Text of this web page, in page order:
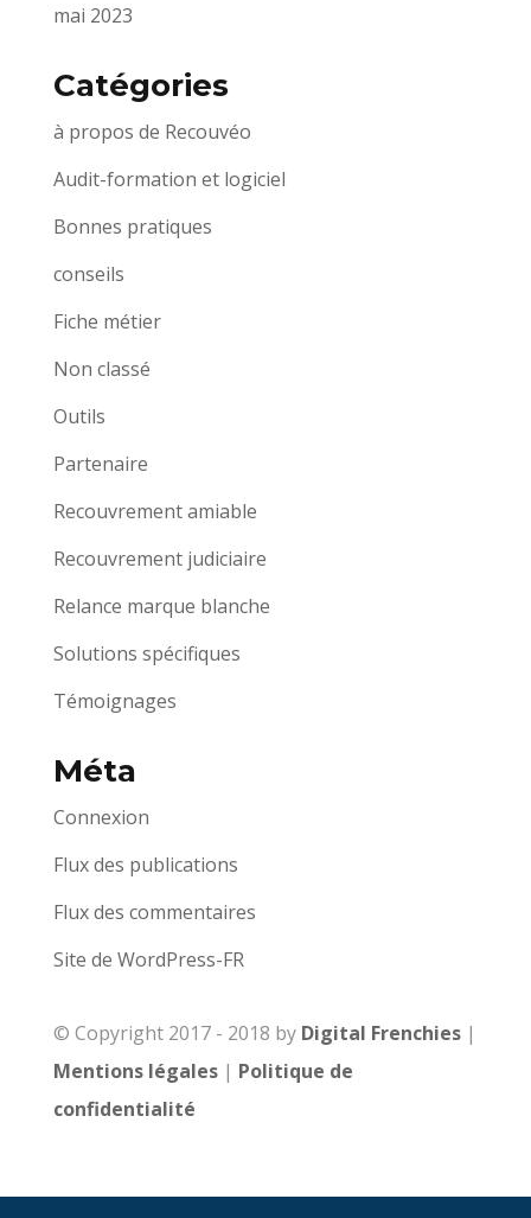
mai 2023
Catégories
à propos de Recouvéo
Audit-formation et logiciel
Bonnes pratiques
conseils
Fiche métier
Non classé
Outils
Partenaire
Recouvrement amiable
Recouvrement judiciaire
Relance marque blanche
Solutions spécifiques
Témoignages
Méta
Connexion
Flux des publications
Flux des commentaires
Site de WordPress-FR
© Copyright 2017 - 2018 by Digital Frenchies|
Mentions légales| Politique de
confidentialité